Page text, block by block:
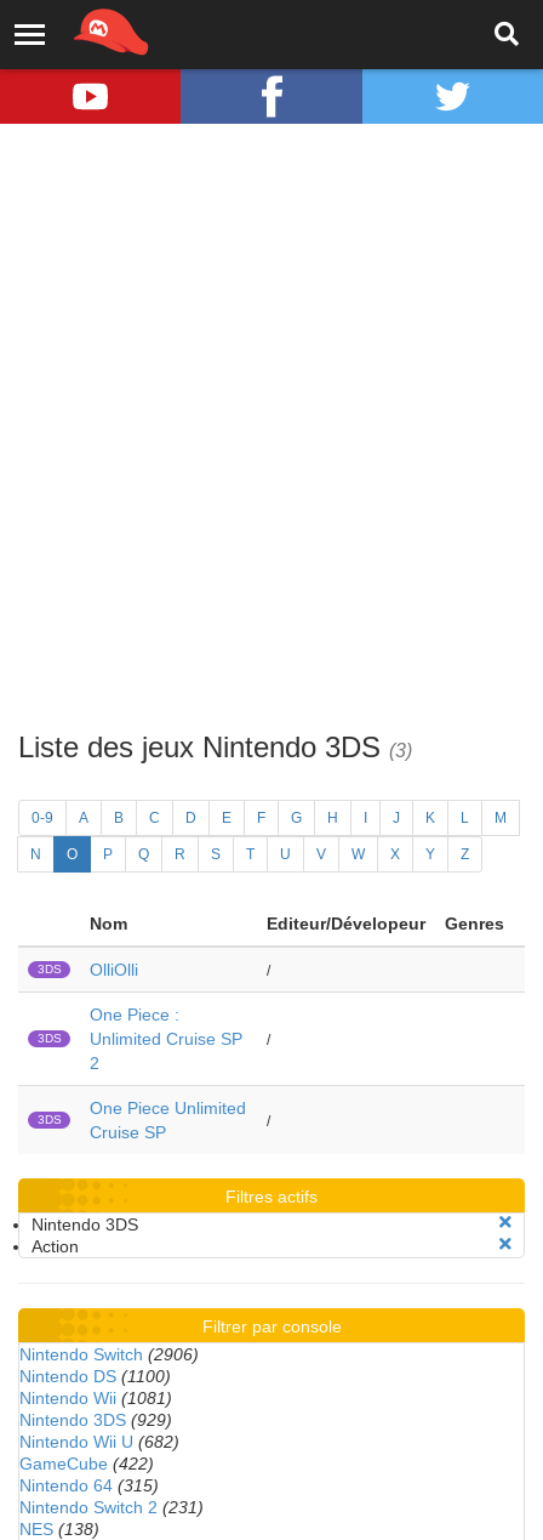
Liste des jeux Nintendo 3DS (3)
0-9 A B C D E F G H J K L M
N O P Q R S T U V W X Y Z
Nom Editeur/Dévelopeur Genres
3DS OlliOlli /
3DS
One Piece :
Unlimited Cruise SP
2
/
3DS
One Piece Unlimited
Cruise SP
/
Filtres actifs
Nintendo 3DS
Action
Filtrer par console
Nintendo Switch (2906)
Nintendo DS (1100)
Nintendo Wii (1081)
Nintendo 3DS (929)
Nintendo Wii U (682)
GameCube (422)
Nintendo 64 (315)
Nintendo Switch 2 (231)
NES (138)